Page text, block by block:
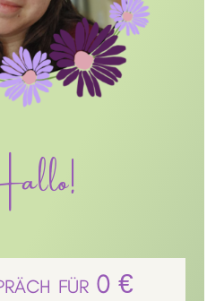
für 0 €